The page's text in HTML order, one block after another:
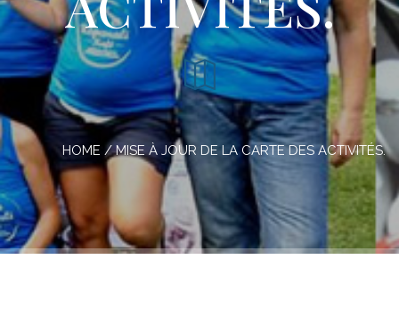
HOME /MISE À JOUR DE LA CARTE DES ACTIVITÉS.